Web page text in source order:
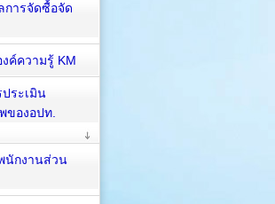
การจัดซื้อจัด
ค์ความรู้ KM
ระเมิน
ของอปท.
กงานส่วน